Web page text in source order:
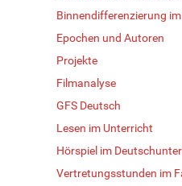
Binnendifferenzierung
Epochen und Autoren
Projekte
Filmanalyse
GFS Deutsch
Lesen im Unterricht
Hörspiel im
Vertretungsstunden im